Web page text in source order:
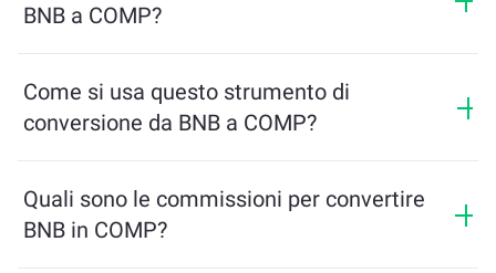
BNB a COMP?
in cambio di BNB. Questo tasso varia in base alle
condizioni di mercato, all’offerta e alla domanda, e alla
Come si usa questo strumento di
conversione da BNB a COMP?
scambiare, e lo strumento calcolerà l’importo stimato
di COMP che riceverai. Poi segui i passaggi per
Quali sono le commissioni per convertire
BNB in COMP?